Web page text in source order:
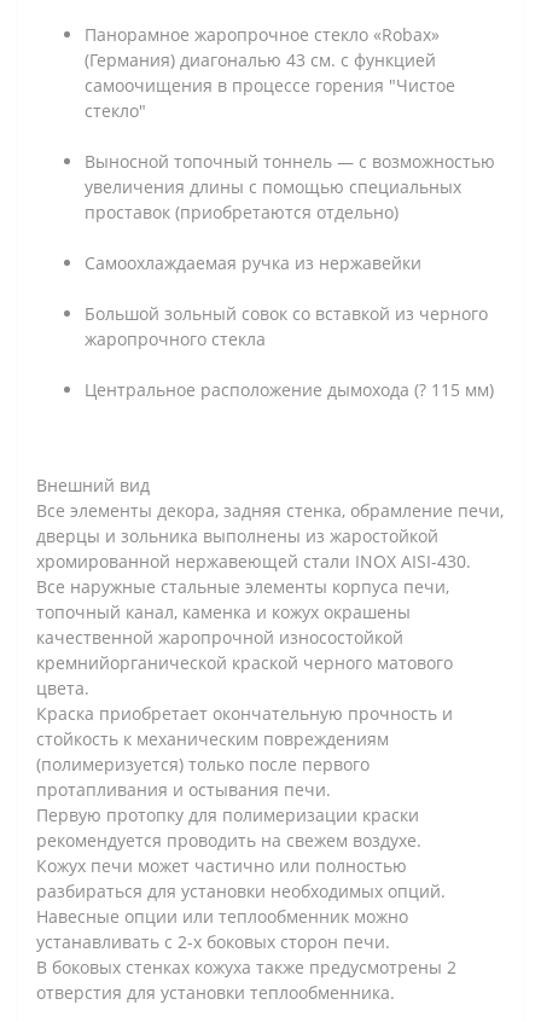
Панорамное жаропрочное стекло «Robax»
(Германия) диагональю 43 см. с функцией
самоочищения в процессе горения "Чистое
стекло"
Выносной топочный тоннель — с возможностью
увеличения длины с помощью специальных
проставок (приобретаются отдельно)
Самоохлаждаемая ручка из нержавейки
Большой зольный совок со вставкой из черного
жаропрочного стекла
Центральное расположение дымохода (? 115 мм)
Внешний вид
Все элементы декора, задняя стенка, обрамление печи,
дверцы и зольника выполнены из жаростойкой
хромированной нержавеющей стали INOX AISI-430.
Все наружные стальные элементы корпуса печи,
топочный канал, каменка и кожух окрашены
качественной жаропрочной износостойкой
кремнийорганической краской черного матового
цвета.
Краска приобретает окончательную прочность и
стойкость к механическим повреждениям
(полимеризуется) только после первого
протапливания и остывания печи.
Первую протопку для полимеризации краски
рекомендуется проводить на свежем воздухе.
Кожух печи может частично или полностью
разбираться для установки необходимых опций.
Навесные опции или теплообменник можно
устанавливать с 2-х боковых сторон печи.
В боковых стенках кожуха также предусмотрены 2
отверстия для установки теплообменника.